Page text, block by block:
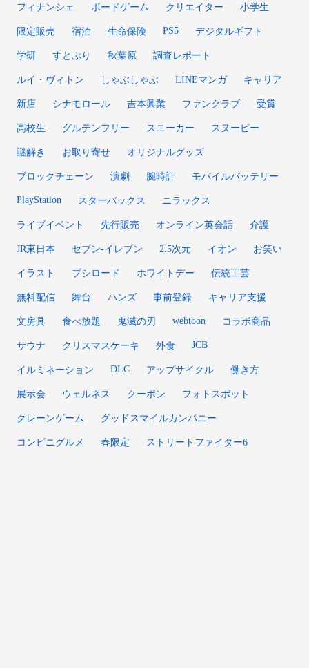
フィナンシェ ボードゲーム クリエイター 小学生
限定販売 宿泊 生命保険 PS5 デジタルギフト
学研 すとぷり 秋葉原 調査レポート
ルイ・ヴィトン しゃぶしゃぶ LINEマンガ キャリア
新店 シナモロール 吉本興業 ファンクラブ 受賞
高校生 グルテンフリー スニーカー スヌーピー
謎解き お取り寄せ オリジナルグッズ
ブロックチェーン 演劇 腕時計 モバイルバッテリー
PlayStation スターバックス ニラックス
ライブイベント 先行販売 オンライン英会話 介護
JR東日本 セブン-イレブン 2.5次元 イオン お笑い
イラスト ブシロード ホワイトデー 伝統工芸
無料配信 舞台 ハンズ 事前登録 キャリア支援
文房具 食べ放題 鬼滅の刃 webtoon コラボ商品
サウナ クリスマスケーキ 外食 JCB
イルミネーション DLC アップサイクル 働き方
展示会 ウェルネス クーポン フォトスポット
クレーンゲーム グッドスマイルカンパニー
コンビニグルメ 春限定 ストリートファイター6